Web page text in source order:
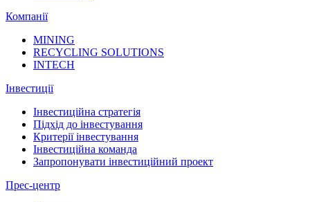
Компанії
MINING
RECYCLING SOLUTIONS
INTECH
Інвестиції
Інвестиційна стратегія
Підхід до інвестування
Критерії інвестування
Інвестиційна команда
Запропонувати інвестиційний проект
Прес-центр